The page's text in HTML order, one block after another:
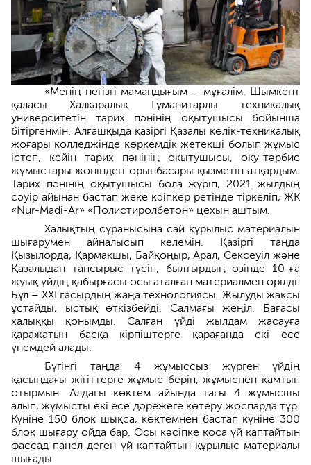
«Менің негізгі мамандығым – мұғалім. Шымкент
қаласы Халқаралық Гуманитарлы техникалық
университетін тарих пәнінің оқытушысы бойынша
бітіргенмін. Алғашқыда қазіргі Қазалы көлік-техникалық
жоғары колледжінде көркемдік жетекші болып жұмыс
істеп, кейін тарих пәнінің оқытушысы, оқу-тәрбие
жұмыстары жөніндегі орынбасары қызметін атқардым.
Тарих пәнінің оқытушысы бола жүріп, 2021 жылдың
сәуір айынан бастап жеке кәіпкер ретінде тіркеліп, ЖК
«Nur-Madi-Ar» «Полистиролбетон» цехын аштым.
Халықтың сұранысына сай құрылыс материалын
шығарумен айналысып келемін. Қазіргі таңда
Қызылорда, Қармақшы, Байқоңыр, Арал, Сексеуіл және
Қазалыдан тапсырыс түсіп, былтырдың өзінде 10-ға
жуық үйдің қабырғасы осы аталған материалмен өрілді.
Бұл – ХХІ ғасырдың жаңа технологиясы. Жылуды жаксы
ұстайды, ыстық өткізбейді. Салмағы жеңіл. Бағасы
халыққы қонымды. Салған үйді жылдам жасауға
қаражатын басқа кірпіштерге қарағанда екі есе
үнемдей алады.
Бүгінгі таңда 4 жұмыссыз жүрген үйдің
қасындағы жігіттерге жұмыс беріп, жұмыспен қамтып
отырмын. Алдағы көктем айында тағы 4 жұмысшы
алып, жұмысты екі есе дәрежеге көтеру жоспарда тұр.
Күніне 150 блок шықса, көктемнен бастап күніне 300
блок шығару ойда бар. Осы кәсіпке қоса үй қаптайтын
фассад панел деген үй қаптайтын құрылыс материалы
шығады.